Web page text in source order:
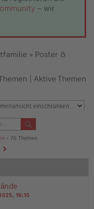
– wir
» Poster &
| Aktive Themen
• 76 Themen
16:10